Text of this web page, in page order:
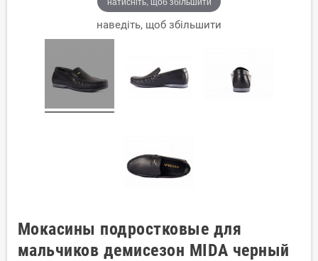
наведіть, щоб збільшити
Мокасины подростковые для
мальчиков демисезон MIDA черный